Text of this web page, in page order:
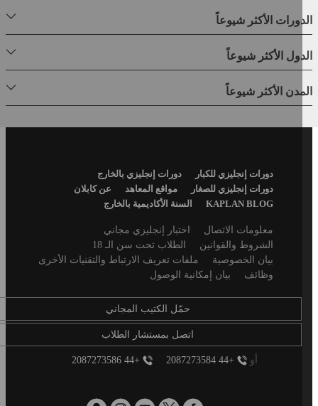
الأكثر شيوعاً
الأكثر شيوعاً
الأكثر شيوعاً
دورات إنجليزي للكبار
دورات إنجليزي بالخارج
دورات إنجليزي للصغار
مواقع المعاهد
عن كابلان
KAPLAN BLOG
السنة الأكاديمية بالخارج
Secondaryمعلومات الاتصال
اختبار إنجليزي مجاني
الشروط والقوانين
الطلاب تحت سن الـ 18
بيان الخصوصية
ملفات تعريف الارتباط والتقنيات الأخرى
وظائف
بيان إمكانية الوصول
حمّل الكتيب المجاني
اتصل بمستشار الطلاب
+44 2087273584
+44 2087273586